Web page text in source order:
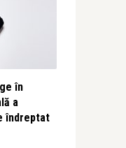
în
a
îndreptat